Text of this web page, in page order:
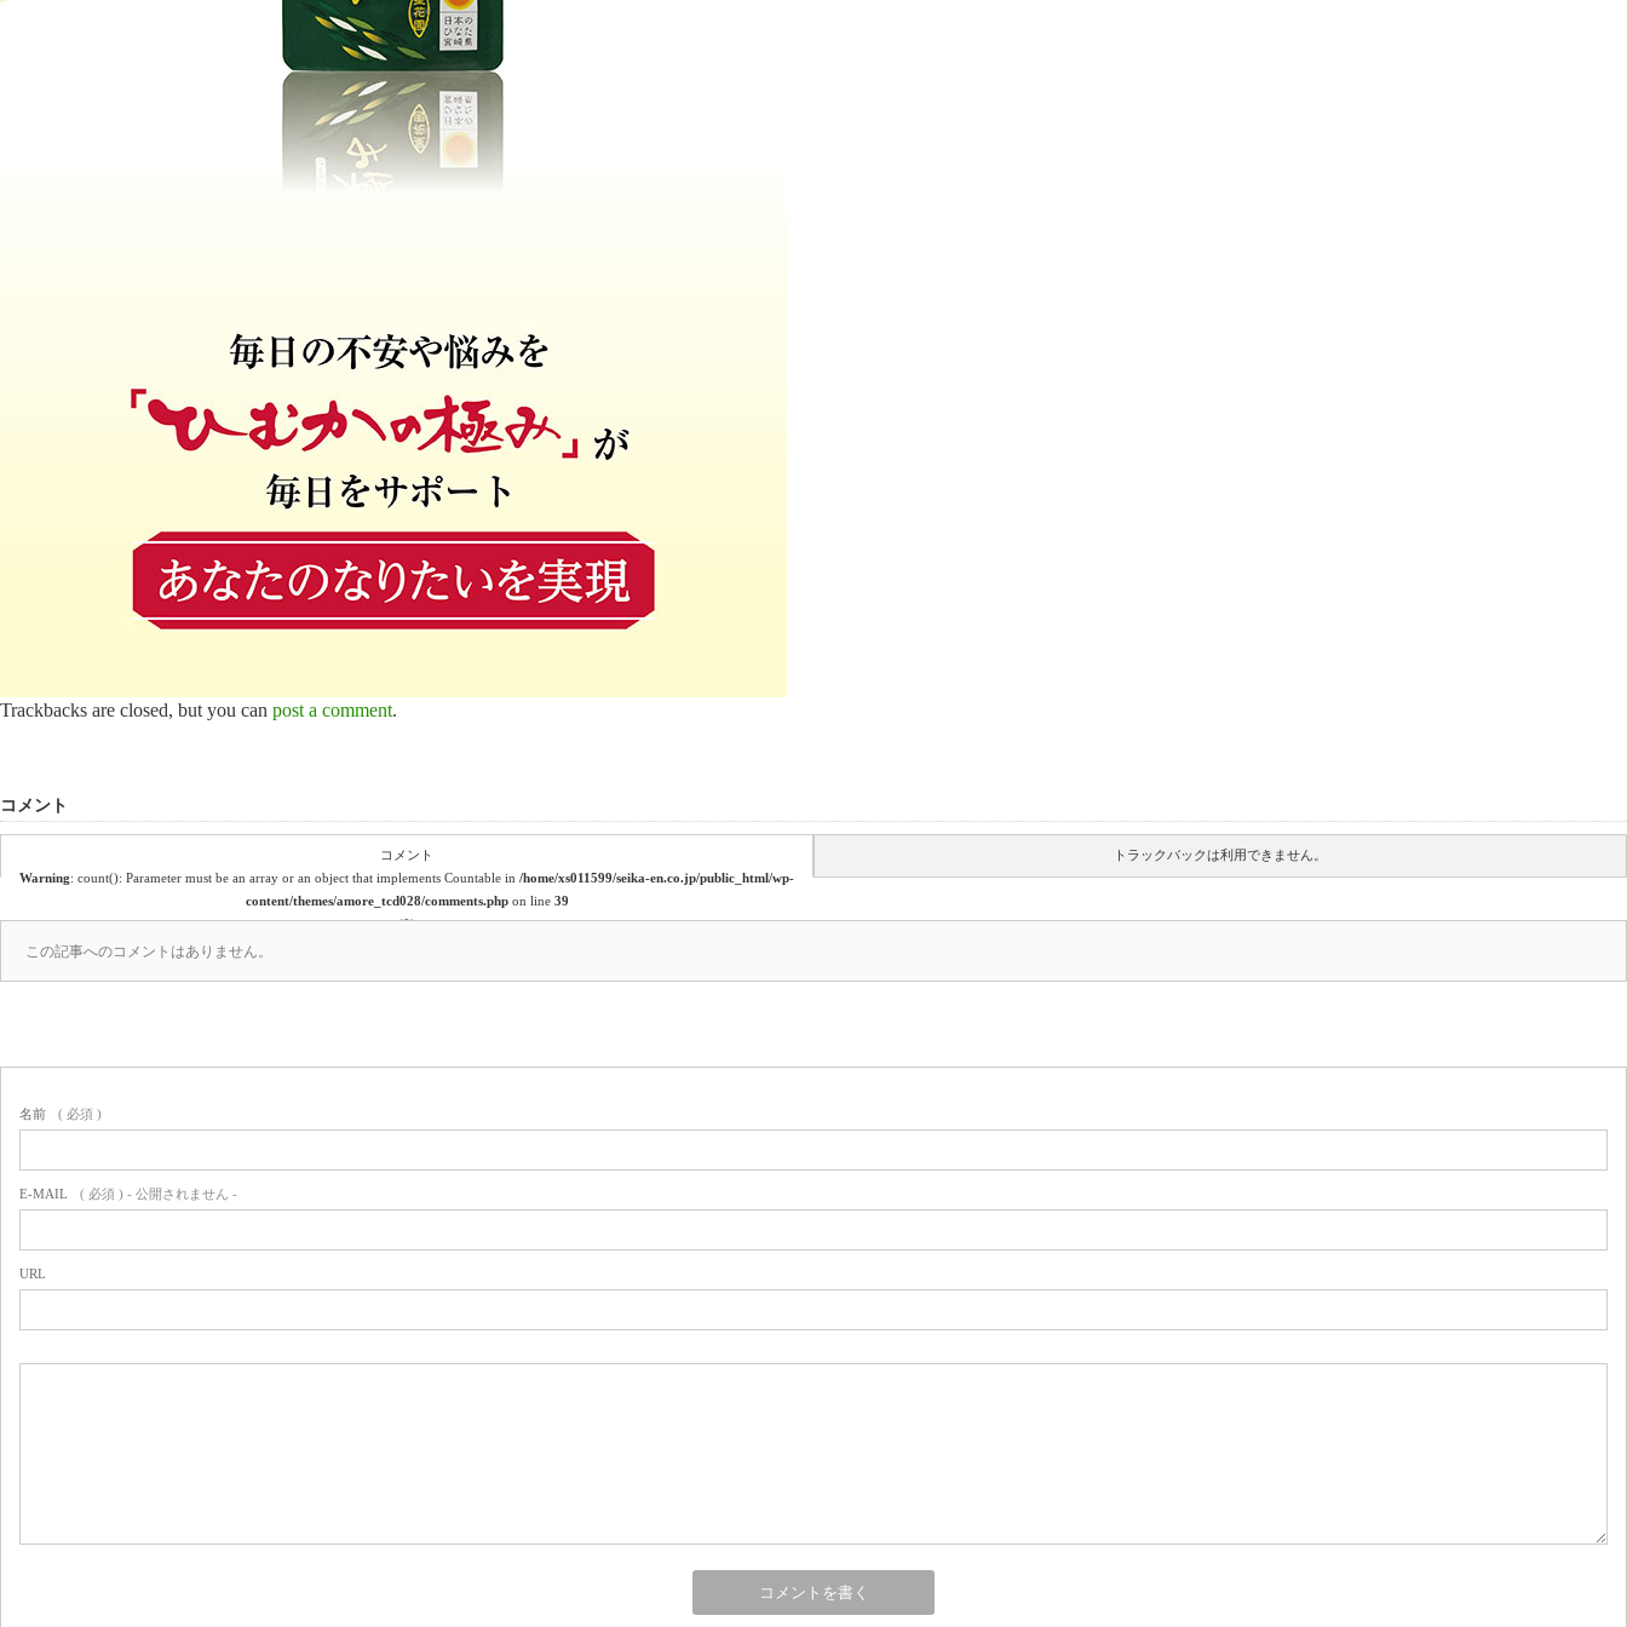
Trackbacks are closed, but you can post a comment.
コメント
コメント
Warning: count(): Parameter must be an array or an object that implements Countable in /home/xs011599/seika-en.co.jp/public_html/wp-
content/themes/amore_tcd028/comments.phpon line 39
(0)
トラックバックは利用できません。
この記事へのコメントはありません。
名前 ( 必須 )
E-MAIL ( 必須 ) - 公開されません -
URL